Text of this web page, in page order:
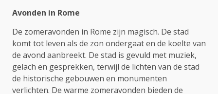
Avonden in Rome
De zomeravonden in Rome zijn magisch. De stad
komt tot leven als de zon ondergaat en de koelte van
de avond aanbreekt. De stad is gevuld met muziek,
gelach en gesprekken, terwijl de lichten van de stad
de historische gebouwen en monumenten
verlichten. De warme zomeravonden bieden de